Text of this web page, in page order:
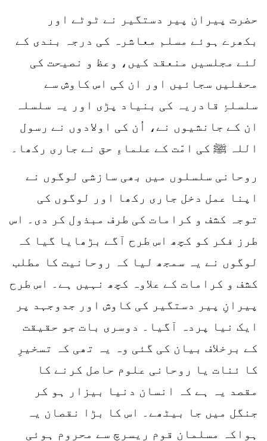
حضرت پیران پیر دستگیر نے ٹوٹے اور
بکھرے ہوئے مسلم معاشرہ کی درجہ بندی کے
لئے مجلسیں منعقد کیں، وعظ و نصیحت کی
محفلیں سجائیں اور ان کی اس کاوش سے
سلسلۂِ قادریہ کی بنیاد پڑی اور یہ سلسلہ
ان کے جانشیوں نے، اُن کی اولادوں نے رسول
اللہ ﷺ کی امّت کے علماءِ حق نے جاری رکھا۔
روحانی سلسلوں میں بھی سازشی لوگوں نے
اپنا عمل دخل جاری رکھا اور لوگوں کی
توجہ کشف و کرامات کی طرف مبذول کر دی۔ اس
طرز فکر کو کچھ اس طرح آگے بڑھایا گیا کہ
لوگوں نے یہ سمجھ لیا کہ روحانیت کا مطلب
کشف و کرامات کے علاوہ کچھ نہیں ہے۔ اس طرح
پیرانِ پیر دستگیر کی کاوش اور جدوجہد پر
ایک نیا پردہ آگیا۔ دوسری بات جو حقیقت
کے برخلاف بیان کی گئی وہ یہ تھی کہ تسخیرِ
کا ئنات یا روحانی علوم حاصل کرنے کا
مقصد یہ ہے کہ انسان دنیا بیزار ہو کر
جنگل میں جا بیٹھے۔ اس کا بڑا نقصان یہ
ہواکہ مسلمان قوم ریسرچ سے محروم ہوئی